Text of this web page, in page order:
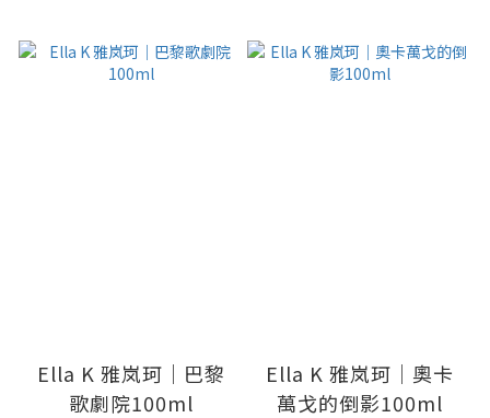
Ella K 雅岚珂｜巴黎
歌劇院100ml
Ella K 雅岚珂｜奧卡
萬戈的倒影100ml